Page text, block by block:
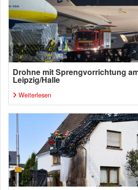
Drohne mit Sprengvorrichtung
Leipzig/Halle
Weiterlesen